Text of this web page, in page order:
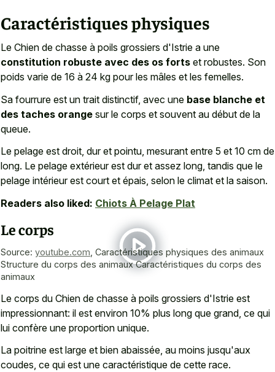
Caractéristiques physiques
Le Chien de chasse à poils grossiers d'Istrie a une
constitution robuste avec des os forts et robustes. Son
poids varie de 16 à 24 kg pour les mâles et les femelles.
Sa fourrure est un trait distinctif, avec une base blanche et
des taches orange sur le corps et souvent au début de la
queue.
Le pelage est droit, dur et pointu, mesurant entre 5 et 10 cm de
long. Le pelage extérieur est dur et assez long, tandis que le
pelage intérieur est court et épais, selon le climat et la saison.
Readers also liked: Chiots À Pelage Plat
Le corps
Source: youtube.com Caractéristiques physiques des animaux
Structure du corps des animaux Caractéristiques du corps des
animaux
Le corps du Chien de chasse à poils grossiers d'Istrie est
impressionnant: il est environ 10% plus long que grand, ce qui
lui confère une proportion unique.
La poitrine est large et bien abaissée, au moins jusqu'aux
coudes, ce qui est une caractéristique de cette race.